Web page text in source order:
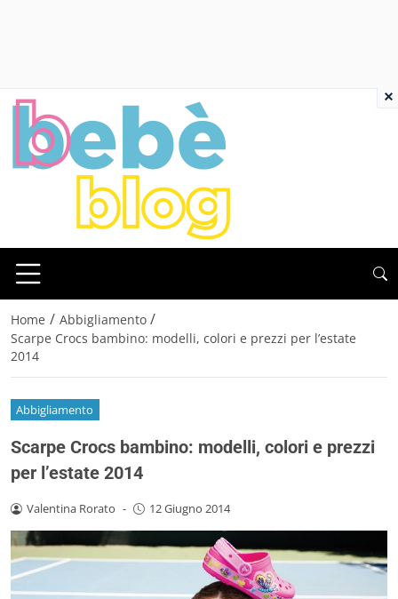
Home / Abbigliamento /
Scarpe Crocs bambino: modelli, colori e prezzi per l’estate
2014
Abbigliamento
Scarpe Crocs bambino: modelli, colori e prezzi
per l’estate 2014
Valentina Rorato - 12 Giugno 2014
×